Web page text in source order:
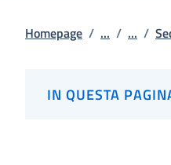
Homepage / ... / ... /
IN QUESTA